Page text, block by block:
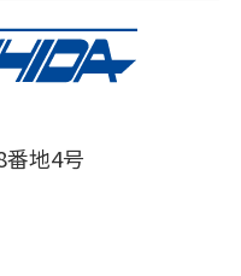
地4号